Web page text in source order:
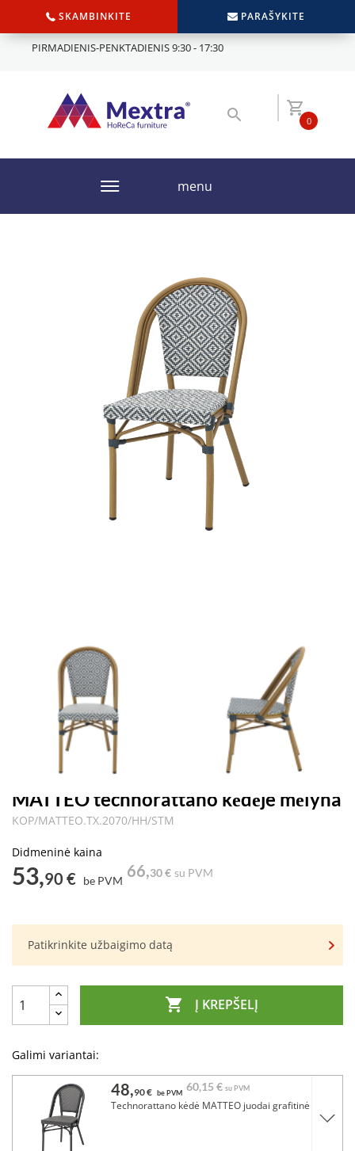
SKAMBINKITE PARAŠYKITE
PIRMADIENIS-PENKTADIENIS 9:30 - 17:30
0
menu
MATTEO technorattano kėdėje mėlyna
KOP/MATTEO.TX.2070/HH/STM
Didmeninė kaina
53,90 € be PVM
66,30 € su PVM
Patikrinkite užbaigimo datą
 Į KREPŠELĮ
Galimi variantai:
48,90 € be PVM 60,15 € su PVM
Technorattano kėdė MATTEO juodai grafitinė